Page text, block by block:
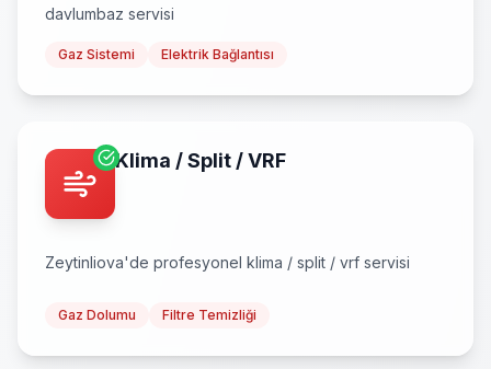
davlumbaz servisi
Gaz Sistemi Elektrik Bağlantısı
Klima / Split / VRF
Zeytinliova'de profesyonel klima / split / vrf servisi
Gaz Dolumu Filtre Temizliği